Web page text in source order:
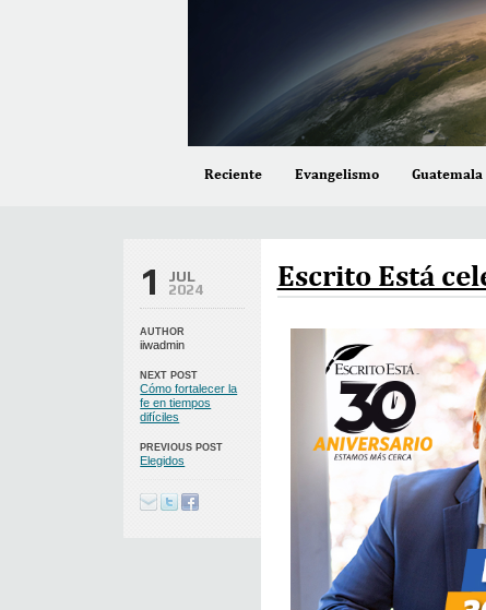
Reciente Evangelismo Guatemala
1 JUL
2024
AUTHOR
iiwadmin
NEXT POST
Cómo fortalecer la
fe en tiempos
difíciles
PREVIOUS POST
Elegidos
Escrito Está